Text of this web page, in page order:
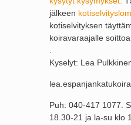
jälkeen
kotiselvityksen
koiravaraajalle
Kyselyt: Lea
Puh: 040-417 1077.
18.30-21 ja la-su klo